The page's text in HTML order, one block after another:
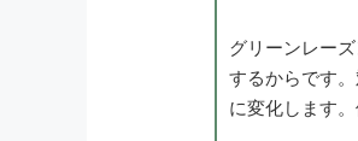
グリーンレー
するからです
に変化します